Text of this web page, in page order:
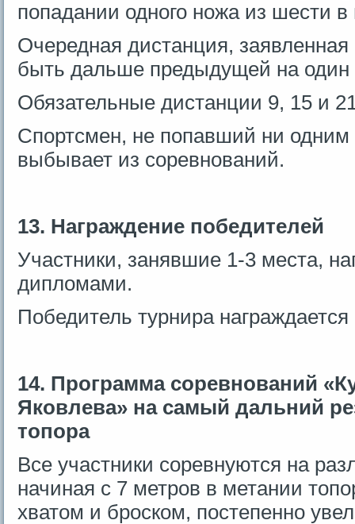
попадании одного ножа из шести
Очередная дистанция,
быть дальше предыдущей на один
Обязательные дистанции 9, 15 и
Спортсмен, не попавший ни
выбывает из соревнований.
13. Награждение победителей
Участники, занявшие 1-3 места,
дипломами.
Победитель турнира
14. Программа соревнований
Яковлева» на самый дальний
топора
Все участники соревнуются на
начиная с 7 метров в метании
хватом и броском, постепенно